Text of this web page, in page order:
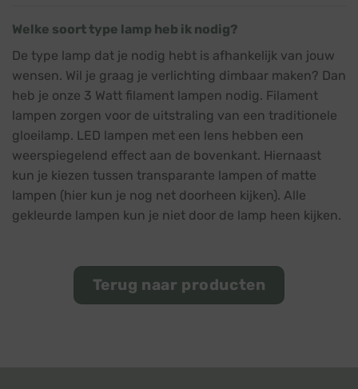
Welke soort type lamp heb ik nodig?
De type lamp dat je nodig hebt is afhankelijk van jouw
wensen. Wil je graag je verlichting dimbaar maken? Dan
heb je onze 3 Watt filament lampen nodig. Filament
lampen zorgen voor de uitstraling van een traditionele
gloeilamp. LED lampen met een lens hebben een
weerspiegelend effect aan de bovenkant. Hiernaast
kun je kiezen tussen transparante lampen of matte
lampen (hier kun je nog net doorheen kijken). Alle
gekleurde lampen kun je niet door de lamp heen kijken.
Terug naar producten